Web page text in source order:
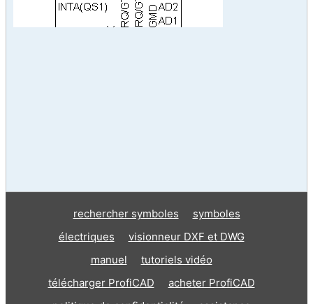
rechercher symboles
symboles
électriques
visionneur DXF et DWG
manuel
tutoriels vidéo
télécharger ProfiCAD
acheter ProfiCAD